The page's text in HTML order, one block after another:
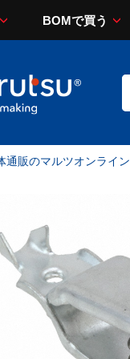
BOMで買う
通販のマルツオンライン